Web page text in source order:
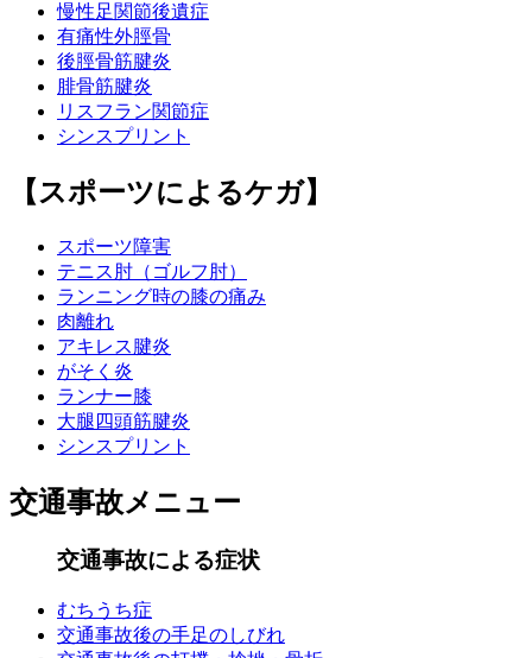
慢性足関節後遺症
有痛性外脛骨
後脛骨筋腱炎
腓骨筋腱炎
リスフラン関節症
シンスプリント
【スポーツによるケガ】
スポーツ障害
テニス肘（ゴルフ肘）
ランニング時の膝の痛み
肉離れ
アキレス腱炎
がそく炎
ランナー膝
大腿四頭筋腱炎
シンスプリント
交通事故メニュー
交通事故による症状
むちうち症
交通事故後の手足のしびれ